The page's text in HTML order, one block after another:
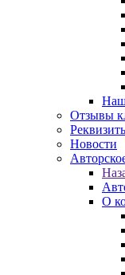
Отзывы
Новости
О